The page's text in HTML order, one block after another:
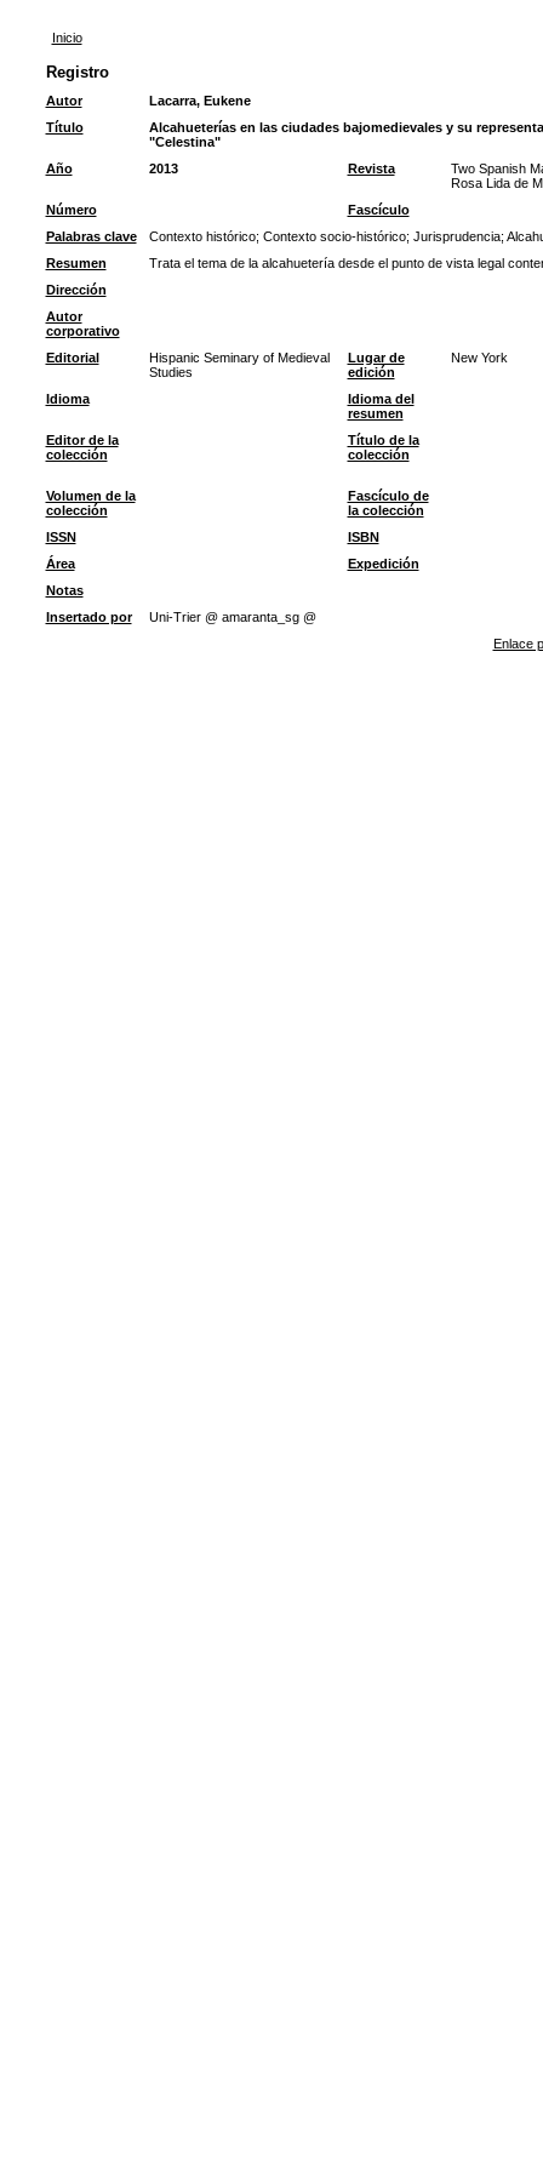
Inicio
Registro
Autor
Lacarra, Eukene
Título
Alcahueterías en las ciudades bajomedievales y su
"Celestina"
Año
2013 Revista
Two Spanish
Rosa Lida de
Número
Fascículo
Palabras clave
Contexto histórico; Contexto socio-histórico; Jurisprudencia;
Resumen
Trata el tema de la alcahuetería desde el punto de vista legal
Dirección
Autor
corporativo
Editorial
Hispanic Seminary of Medieval
Studies
Lugar de
edición
New York
Idioma
Idioma del
resumen
Editor de la
colección
Título de la
colección
Volumen de la
colección
Fascículo de
la colección
ISSN
ISBN
Área
Expedición
Notas
Insertado por
Uni-Trier @ amaranta_sg @
Enlace